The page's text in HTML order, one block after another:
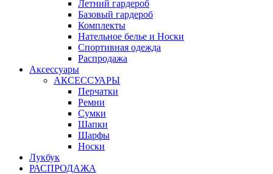
Летний гардероб
Базовый гардероб
Комплекты
Нательное белье и Носки
Спортивная одежда
Распродажа
Аксессуары
АКСЕССУАРЫ
Перчатки
Ремни
Сумки
Шапки
Шарфы
Носки
Лукбук
РАСПРОДАЖА